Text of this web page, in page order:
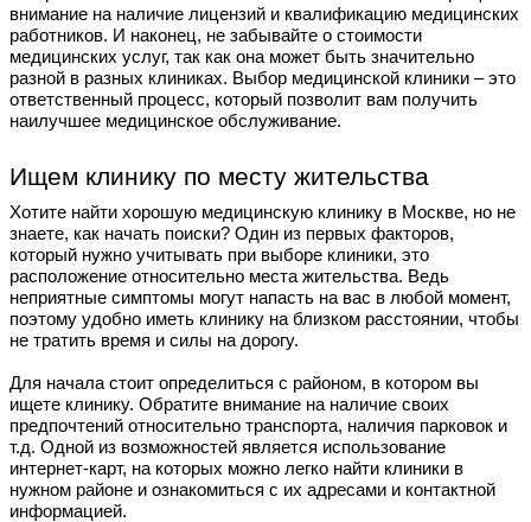
внимание на наличие лицензий и квалификацию медицинских
работников. И наконец, не забывайте о стоимости
медицинских услуг, так как она может быть значительно
разной в разных клиниках. Выбор медицинской клиники – это
ответственный процесс, который позволит вам получить
наилучшее медицинское обслуживание.
Ищем клинику по месту жительства
Хотите найти хорошую медицинскую клинику в Москве, но не
знаете, как начать поиски? Один из первых факторов,
который нужно учитывать при выборе клиники, это
расположение относительно места жительства. Ведь
неприятные симптомы могут напасть на вас в любой момент,
поэтому удобно иметь клинику на близком расстоянии, чтобы
не тратить время и силы на дорогу.
Для начала стоит определиться с районом, в котором вы
ищете клинику. Обратите внимание на наличие своих
предпочтений относительно транспорта, наличия парковок и
т.д. Одной из возможностей является использование
интернет-карт, на которых можно легко найти клиники в
нужном районе и ознакомиться с их адресами и контактной
информацией.